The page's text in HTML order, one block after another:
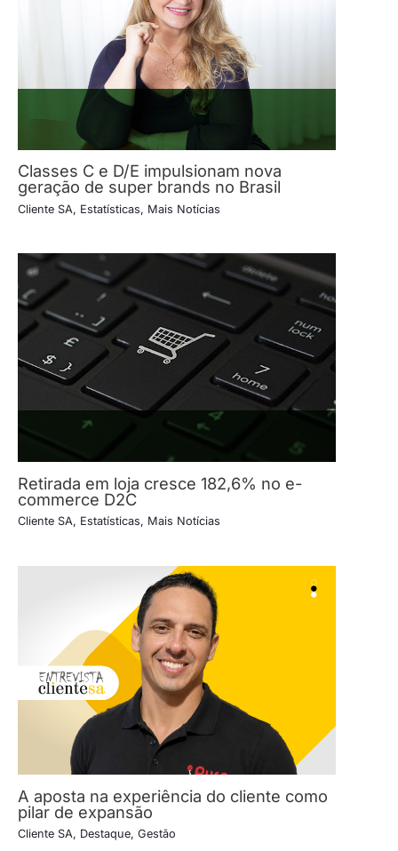
Classes C e D/E impulsionam nova
geração de super brands no Brasil
Cliente SA, Estatísticas, Mais Notícias
Retirada em loja cresce 182,6% no e-
commerce D2C
Cliente SA, Estatísticas, Mais Notícias
A aposta na experiência do cliente como
pilar de expansão
Cliente SA, Destaque, Gestão